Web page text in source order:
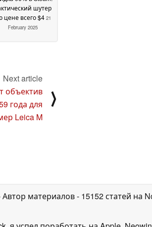
шутер
цене всего $4 21
February 2025
Next article
объектив
года для
Leica M
⟩
Автор материалов- 15152 статей на